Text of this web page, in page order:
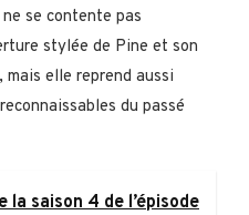
se contente pas
stylée de Pine et son
elle reprend aussi
du passé
la saison 4 de l’épisode